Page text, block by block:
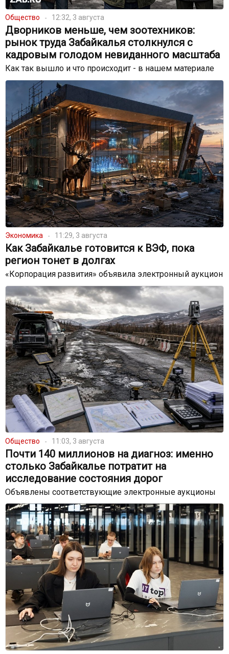
Общество 12:32, 3 августа
Дворников меньше, чем зоотехников:
рынок труда Забайкалья столкнулся с
кадровым голодом невиданного масштаба
Как так вышло и что происходит - в нашем материале
Экономика 11:29, 3 августа
Как Забайкалье готовится к ВЭФ, пока
регион тонет в долгах
«Корпорация развития» объявила электронный аукцион
Общество 11:03, 3 августа
Почти 140 миллионов на диагноз: именно
столько Забайкалье потратит на
исследование состояния дорог
Объявлены соответствующие электронные аукционы